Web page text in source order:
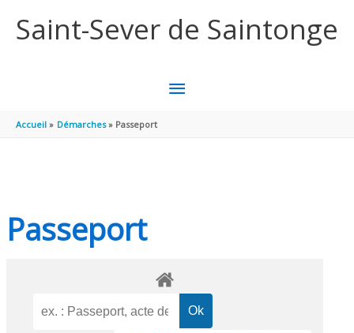
Saint-Sever de Saintonge
MENU
Accueil Démarches Passeport
Passeport